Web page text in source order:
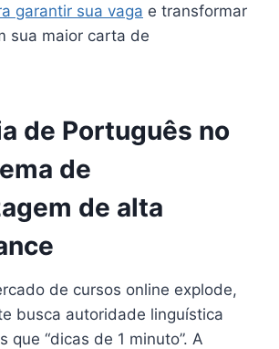
garantir sua vaga e transformar
sua maior carta de
de Português no
de
de alta
de cursos online explode,
busca autoridade linguística
que “dicas de 1 minuto”. A